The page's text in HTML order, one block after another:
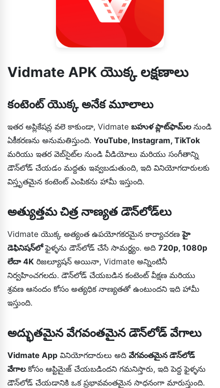
Vidmate APK యొక్క లక్షణాలు
కంటెంట్ యొక్క అనేక మూలాలు
ఇతర అప్లికేషన్ల వలె కాకుండా, Vidmate బహుళ ప్లాట్‌ఫామ్‌లనుండి
ఏకీకరణను అనుమతిస్తుంది. YouTube, Instagram, TikTok
మరియు ఇతర వెబ్‌సైట్‌ల నుండి వీడియోలు మరియు సంగీతాన్ని
డౌన్‌లోడ్ చేయడం మద్దతు ఇవ్వబడుతుంది, ఇది వినియోగదారులకు
విస్తృతమైన కంటెంట్ ఎంపికను హామీ ఇస్తుంది.
అత్యుత్తమ చిత్ర నాణ్యత డౌన్‌లోడ్‌లు
Vidmate యొక్క అత్యంత ఉపయోగకరమైన కార్యాచరణహై
డెఫినిషన్‌లోఫైళ్ళను డౌన్‌లోడ్ చేసే సామర్థ్యం. అది 720p, 1080p
లేదా 4K రిజల్యూషన్ అయినా, Vidmate అన్నింటినీ
నిర్వహించగలదు. డౌన్‌లోడ్ చేయబడిన కంటెంట్ వీక్షణ మరియు
శ్రవణ ఆనందం కోసం అత్యధిక నాణ్యతతో ఉంటుందని ఇది హామీ
ఇస్తుంది.
అద్భుతమైన వేగవంతమైన డౌన్‌లోడ్ వేగాలు
Vidmate App వినియోగదారులు అది వేగవంతమైన డౌన్‌లోడ్
వేగాలకోసం ఆప్టిమైజ్ చేయబడిందని గమనిస్తారు, ఇది పెద్ద ఫైళ్ళను
డౌన్‌లోడ్ చేయడానికి ఒక ప్రభావవంతమైన సాధనంగా మారుస్తుంది.